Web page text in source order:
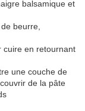
balsamique et
beurre,
cuire en retournant
une couche de
de la pâte